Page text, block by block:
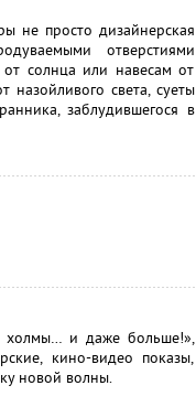
не просто дизайнерская
отверстиями
солнца или навесам от
света, суеты
заблудившегося в
холмы… и даже больше!»,
кино-видео показы,
новой волны.